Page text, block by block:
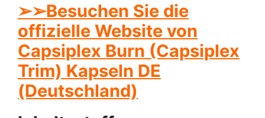
➢➢Besuchen Sie die
offizielle Website von
Capsiplex Burn (Capsiplex
Trim) Kapseln DE
(Deutschland)